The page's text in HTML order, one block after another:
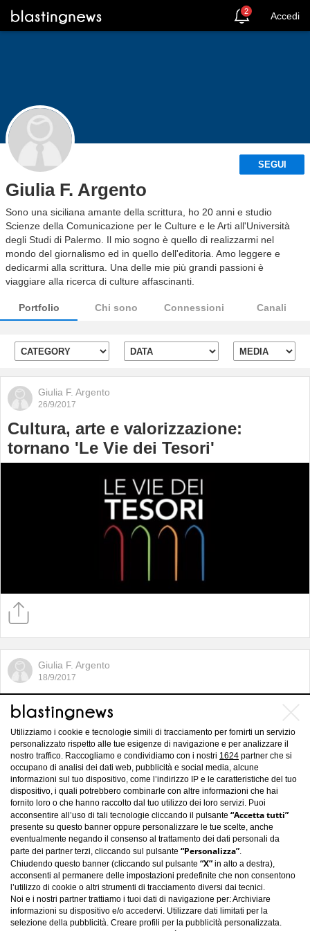
2 Accedi
SEGUI
Giulia F. Argento
Sono una siciliana amante della scrittura, ho 20 anni e studio
Scienze della Comunicazione per le Culture e le Arti all'Università
degli Studi di Palermo. Il mio sogno è quello di realizzarmi nel
mondo del giornalismo ed in quello dell'editoria. Amo leggere e
dedicarmi alla scrittura. Una delle mie più grandi passioni è
viaggiare alla ricerca di culture affascinanti.
Portfolio Chi sono Connessioni Canali
Giulia F. Argento
26/9/2017
Cultura, arte e valorizzazione:
tornano 'Le Vie dei Tesori'
Giulia F. Argento
18/9/2017
Barcellona: le 10 attrazioni da non
perdere
Utilizziamo i cookie e tecnologie simili di tracciamento per fornirti un servizio
personalizzato rispetto alle tue esigenze di navigazione e per analizzare il
nostro traffico. Raccogliamo e condividiamo con i nostri 1624 partner che si
occupano di analisi dei dati web, pubblicità e social media, alcune
informazioni sul tuo dispositivo, come l’indirizzo IP e le caratteristiche del tuo
dispositivo, i quali potrebbero combinarle con altre informazioni che hai
fornito loro o che hanno raccolto dal tuo utilizzo dei loro servizi. Puoi
acconsentire all’uso di tali tecnologie cliccando il pulsante “Accetta tutti”
presente su questo banner oppure personalizzare le tue scelte, anche
eventualmente negando il consenso al trattamento dei dati personali da
parte dei partner terzi, cliccando sul pulsante “Personalizza”.
Chiudendo questo banner (cliccando sul pulsante “X” in alto a destra),
acconsenti al permanere delle impostazioni predefinite che non consentono
l’utilizzo di cookie o altri strumenti di tracciamento diversi dai tecnici.
Noi e i nostri partner trattiamo i tuoi dati di navigazione per: Archiviare
informazioni su dispositivo e/o accedervi. Utilizzare dati limitati per la
selezione della pubblicità. Creare profili per la pubblicità personalizzata.